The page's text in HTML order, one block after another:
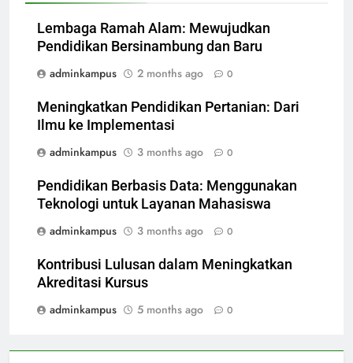
Lembaga Ramah Alam: Mewujudkan
Pendidikan Bersinambung dan Baru
adminkampus
2 months ago 0
Meningkatkan Pendidikan Pertanian: Dari
Ilmu ke Implementasi
adminkampus
3 months ago 0
Pendidikan Berbasis Data: Menggunakan
Teknologi untuk Layanan Mahasiswa
adminkampus
3 months ago 0
Kontribusi Lulusan dalam Meningkatkan
Akreditasi Kursus
adminkampus
5 months ago 0